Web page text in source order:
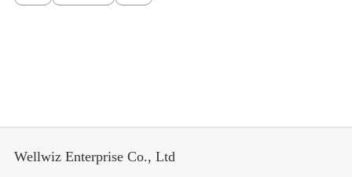
Wellwiz Enterprise Co., Ltd